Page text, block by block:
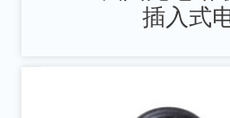
插入式